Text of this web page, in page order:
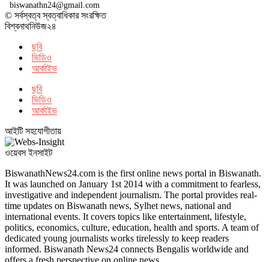
biswanathn24@gmail.com
© সর্বস্বত্ব স্বত্বাধিকার সংরক্ষিত
বিশ্বনাথনিউজ২৪
ছবি
ভিডিও
আর্কাইভ
ছবি
ভিডিও
আর্কাইভ
আইটি সহযোগীতায়
ওয়েবস ইনসাইট
BiswanathNews24.com is the first online news portal in Biswanath.
It was launched on January 1st 2014 with a commitment to fearless,
investigative and independent journalism. The portal provides real-
time updates on Biswanath news, Sylhet news, national and
international events. It covers topics like entertainment, lifestyle,
politics, economics, culture, education, health and sports. A team of
dedicated young journalists works tirelessly to keep readers
informed. Biswanath News24 connects Bengalis worldwide and